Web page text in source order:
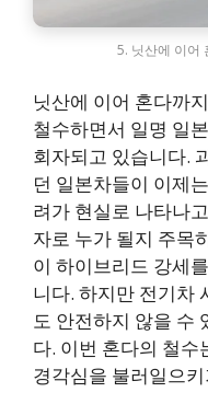
5. 닛산에 이어
닛산에 이어 혼다까
철수하면서 일명 일
회자되고 있습니다.
던 일본차들이 이제
려가 현실로 나타나
자로 누가 될지 주목
이 하이브리드 강세
니다. 하지만 전기차
도 안전하지 않을 수
다. 이번 혼다의 철
경각심을 불러일으